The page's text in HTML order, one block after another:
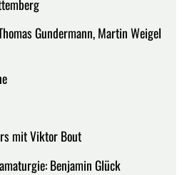
Gundermann, Martin Weigel
mit Viktor Bout
Benjamin Glück